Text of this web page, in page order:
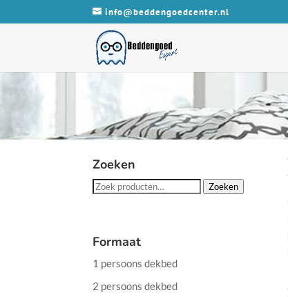
info@beddengoedcenter.nl
Zoeken
Zoeken
Zoeken
Formaat
1 persoons dekbed
2 persoons dekbed